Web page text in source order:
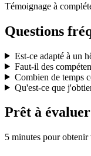
Témoignage à
Questions
Est-ce adapté à un
Faut-il des
Combien de temps
Qu'est-ce que
Prêt à
5 minutes pour obtenir